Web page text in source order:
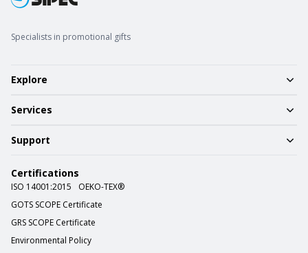
Specialists in promotional gifts
Explore
Services
Support
Certifications
ISO 14001:2015
OEKO-TEX®
GOTS SCOPE Certificate
GRS SCOPE Certificate
Environmental Policy